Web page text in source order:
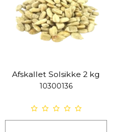
Afskallet Solsikke 2 kg
10300136